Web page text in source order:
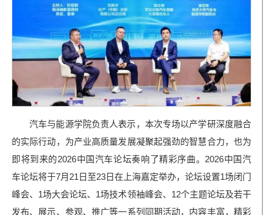
汽车与能源学院负责人表示，本次专场以产学研深度融合
的实际行动，为产业高质量发展凝聚起强劲的智慧合力，也为
即将到来的2026中国汽车论坛奏响了精彩序曲。2026中国汽
车论坛将于7月21日至23日在上海嘉定举办，论坛设置1场闭门
峰会、1场大会论坛、1场技术领袖峰会、12个主题论坛及若干
发布、展示、参观、推广等一系列同期活动，内容丰富，精彩